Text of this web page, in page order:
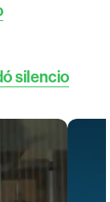
silencio